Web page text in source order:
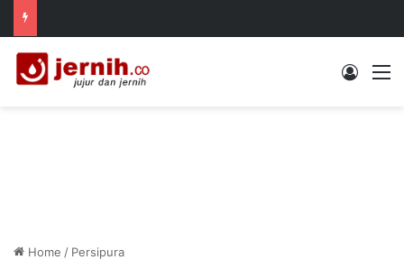
Log In
Home / Persipura